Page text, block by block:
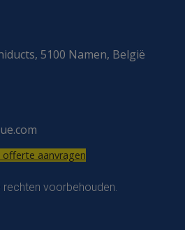
5100 Namen, België
offerte aanvragen
voorbehouden.